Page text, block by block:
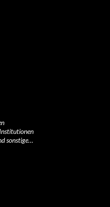
sonstige…